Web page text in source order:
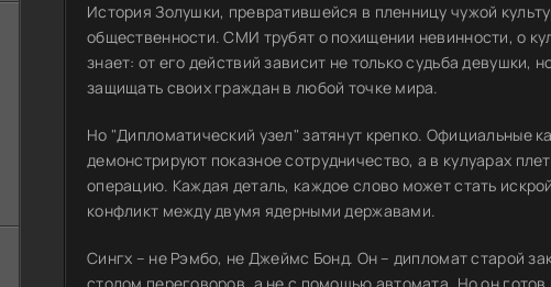
История Золушки, превратившейся в пленницу чужой
общественности. СМИ трубят о похищении невинности, о
знает: от его действий зависит не только судьба девушки,
защищать своих граждан в любой точке мира.
Но "Дипломатический узел" затянут крепко. Официальные
демонстрируют показное сотрудничество, а в кулуарах
операцию. Каждая деталь, каждое слово может стать
конфликт между двумя ядерными державами.
Сингх – не Рэмбо, не Джеймс Бонд. Он – дипломат старой